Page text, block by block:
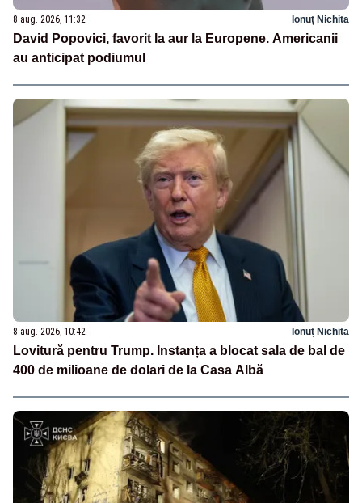
8 aug. 2026, 11:32 Ionuț Nichita
David Popovici, favorit la aur la Europene. Americanii
au anticipat podiumul
8 aug. 2026, 10:42 Ionuț Nichita
Lovitură pentru Trump. Instanța a blocat sala de bal de
400 de milioane de dolari de la Casa Albă